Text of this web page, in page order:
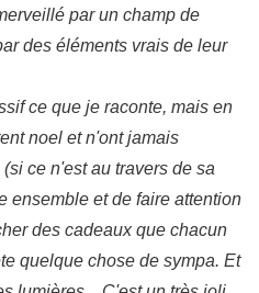
par un champ de
des éléments vrais de leur
ce que je raconte, mais en
noel et n'ont jamais
ce n'est au travers de sa
ensemble et de faire attention
des cadeaux que chacun
quelque chose de sympa. Et